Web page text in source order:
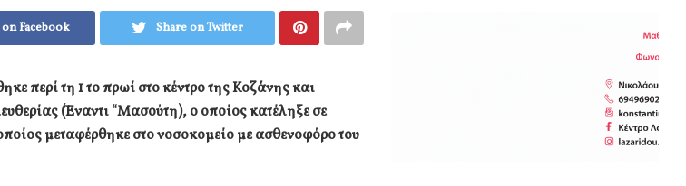
Facebook Share on Twitter
περί τη 1 το πρωί στο κέντρο της Κοζάνης και
(Έναντι “Μασούτη), ο οποίος κατέληξε σε
μεταφέρθηκε στο νοσοκομείο με ασθενοφόρο του